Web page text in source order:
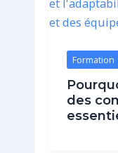
Formation
des